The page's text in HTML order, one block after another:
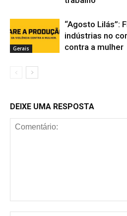
trabalho
Gerais
“Agosto Lilás”:
indústrias no
contra a mulher
DEIXE UMA RESPOSTA